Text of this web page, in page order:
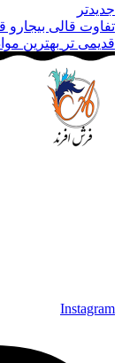
جدیدتر
تفاوت قالی بیجارو
قدیمی تر بهترین
Instagram